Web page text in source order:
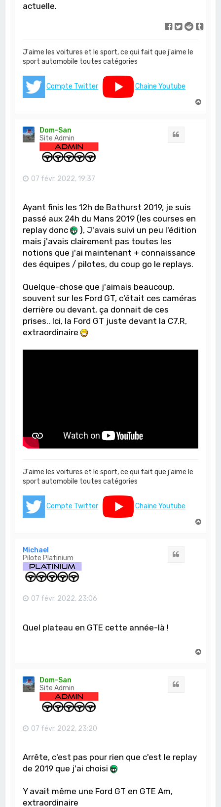
actuelle.
J'aime les voitures et le sport, ce qui fait que j'aime le
sport automobile toutes catégories
Compte Twitter
Chaine Youtube
Dom-San
Site Admin
07 févr. 2022, 19:37
Ayant finis les 12h de Bathurst 2019, je suis
passé aux 24h du Mans 2019 (les courses en
replay donc
), J'avais suivi un peu l'édition
mais j'avais clairement pas toutes les
notions que j'ai maintenant + connaissance
des équipes / pilotes, du coup go le replays.
Quelque-chose que j'aimais beaucoup,
souvent sur les Ford GT, c'était ces caméras
derrière ou devant, ça donnait de ces
prises.. Ici, la Ford GT juste devant la C7.R,
extraordinaire
J'aime les voitures et le sport, ce qui fait que j'aime le
sport automobile toutes catégories
Compte Twitter
Chaine Youtube
Michael
Pilote Platinium
07 févr. 2022, 23:06
Quel plateau en GTE cette année-là !
Dom-San
Site Admin
07 févr. 2022, 23:20
Arrête, c'est pas pour rien que c'est le replay
de 2019 que j'ai choisi
Y avait même une Ford GT en GTE Am,
extraordinaire